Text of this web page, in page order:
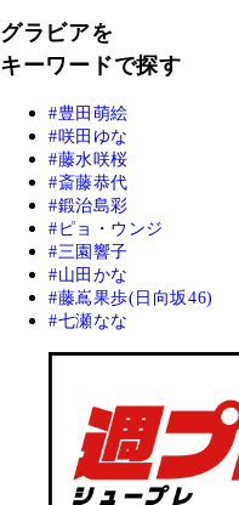
グラビアを
キーワードで探す
豊田萌絵
咲田ゆな
藤水咲桜
斎藤恭代
鍛治島彩
ピョ・ウンジ
三園響子
山田かな
藤嶌果歩(日向坂46)
七瀬なな